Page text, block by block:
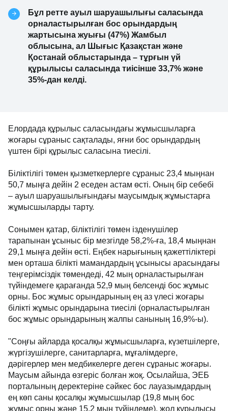
Бұл ретте ауыл шаруашылығы саласында
орналастырылған бос орындардың
жартысына жуығы (47%) Жамбыл
облысына, ал Шығыс Қазақстан және
Қостанай облыстарында – тұрғын үй
құрылысы саласында тиісінше 33,7% және
35%-дан келді.
Елордада құрылыс саласындағы жұмысшыларға
жоғары сұраныс сақталады, яғни бос орындардың
үштен бірі құрылыс саласына тиесілі.
Біліктілігі төмен қызметкерлерге сұраныс 23,4 мыңнан
50,7 мыңға дейін 2 еседен астам өсті. Оның бір себебі
– ауыл шаруашылығындағы маусымдық жұмыстарға
жұмысшыларды тарту.
Сонымен қатар, біліктілігі төмен ізденушілер
тарапынан ұсыныс бір мезгілде 58,2%-ға, 18,4 мыңнан
29,1 мыңға дейін өсті. Еңбек нарығының қажеттіліктері
мен орташа білікті мамандардың ұсынысы арасындағы
теңгерімсіздік төмендеді, 42 мың орналастырылған
түйіндемеге қарағанда 52,9 мың белсенді бос жұмыс
орны. Бос жұмыс орындарының ең аз үлесі жоғары
білікті жұмыс орындарына тиесілі (орналастырылған
бос жұмыс орындарының жалпы санының 16,9%-ы).
"Соңғы айларда қосалқы жұмысшыларға, күзетшілерге,
жүргізушілерге, санитарларға, мұғалімдерге,
дәрігерлер мен медбикелерге деген сұраныс жоғары.
Маусым айында өзгеріс болған жоқ. Осылайша, ЭЕБ
порталының деректеріне сәйкес бос лауазымдардың
ең көп саны қосалқы жұмысшылар (19,8 мың бос
жұмыс орны және 15,2 мың түйіндеме), жол құрылысы